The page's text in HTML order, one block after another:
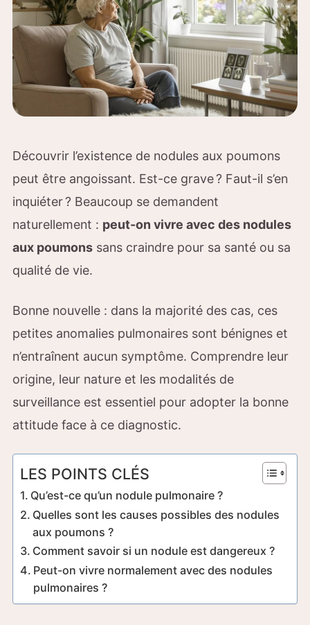
Découvrir l’existence de nodules aux poumons
peut être angoissant. Est-ce grave ? Faut-il s’en
inquiéter ? Beaucoup se demandent
naturellement : peut-on vivre avec des nodules
aux poumons sans craindre pour sa santé ou sa
qualité de vie.
Bonne nouvelle : dans la majorité des cas, ces
petites anomalies pulmonaires sont bénignes et
n’entraînent aucun symptôme. Comprendre leur
origine, leur nature et les modalités de
surveillance est essentiel pour adopter la bonne
attitude face à ce diagnostic.
LES POINTS CLÉS
Qu’est-ce qu’un nodule pulmonaire ?
Quelles sont les causes possibles des nodules
aux poumons ?
Comment savoir si un nodule est dangereux ?
Peut-on vivre normalement avec des nodules
pulmonaires ?